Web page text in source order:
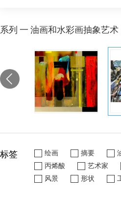
系列 一 油画和水彩画抽象艺术
标签 绘画 摘要
丙烯酸
艺术家
风景
形状